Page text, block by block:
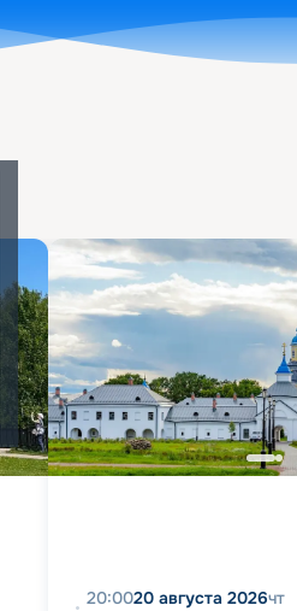
20:0020 августа 2026чт